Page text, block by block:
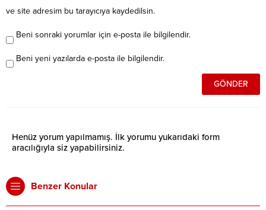
ve site adresim bu tarayıcıya kaydedilsin.
Beni sonraki yorumlar için e-posta ile bilgilendir.
Beni yeni yazılarda e-posta ile bilgilendir.
Henüz yorum yapılmamış. İlk yorumu yukarıdaki form
aracılığıyla siz yapabilirsiniz.
Benzer Konular